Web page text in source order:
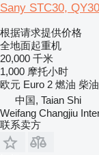
Sany STC30, QY30
根据请求提供价格
全地面起重机
20,000 千米
1,000 摩托小时
欧元 Euro 2 燃油 柴油
中国, Taian Shi
Weifang Changjiu
联系卖方